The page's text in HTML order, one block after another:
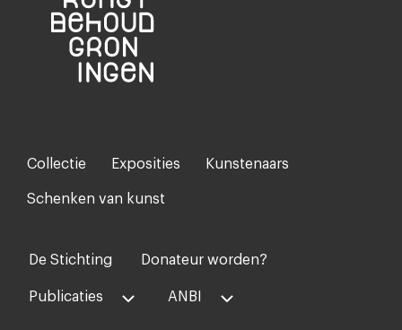
Footer-
menu
Collectie Exposities Kunstenaars
Schenken van kunst
Voet
midden
De Stichting Donateur worden?
Publicaties ANBI